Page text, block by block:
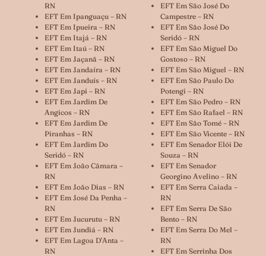
RN
EFT Em Ipanguaçu – RN
EFT Em Ipueira – RN
EFT Em Itajá – RN
EFT Em Itaú – RN
EFT Em Jaçanã – RN
EFT Em Jandaíra – RN
EFT Em Janduís – RN
EFT Em Japi – RN
EFT Em Jardim De
Angicos – RN
EFT Em Jardim De
Piranhas – RN
EFT Em Jardim Do
Seridó – RN
EFT Em João Câmara –
RN
EFT Em João Dias – RN
EFT Em José Da Penha –
RN
EFT Em Jucurutu – RN
EFT Em Jundiá – RN
EFT Em Lagoa D’Anta –
RN
EFT Em São José Do
Campestre – RN
EFT Em São José Do
Seridó – RN
EFT Em São Miguel Do
Gostoso – RN
EFT Em São Miguel – RN
EFT Em São Paulo Do
Potengi – RN
EFT Em São Pedro – RN
EFT Em São Rafael – RN
EFT Em São Tomé – RN
EFT Em São Vicente – RN
EFT Em Senador Elói De
Souza – RN
EFT Em Senador
Georgino Avelino – RN
EFT Em Serra Caiada –
RN
EFT Em Serra De São
Bento – RN
EFT Em Serra Do Mel –
RN
EFT Em Serrinha Dos